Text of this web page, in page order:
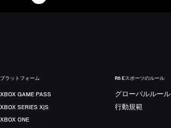
プラットフォーム
XBOX GAME PASS
XBOX SERIES X|S
XBOX ONE
R6 Eスポーツのルール
グローバルルール
行動規範